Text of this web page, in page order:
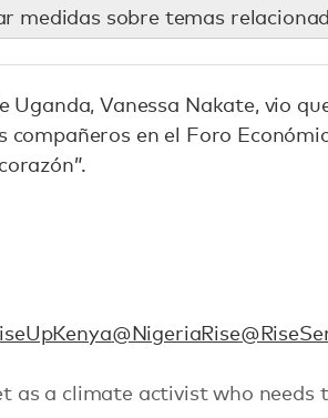
medidas sobre temas
Vanessa Nakate, vio
compañeros en el Foro
@NigeriaRise
as a climate activist who needs